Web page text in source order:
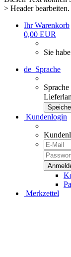
> Header bearbeiten.
Ihr Warenkorb
0,00 EUR
Sie
de Sprache
Kundenlogin
Merkzettel